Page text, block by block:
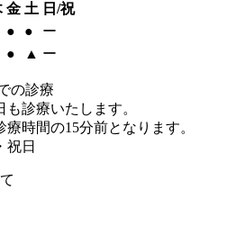
金 土 日/祝
● ●
ー
● ▲ ー
の診療
診療いたします。
時間の15分前となります。
祝日